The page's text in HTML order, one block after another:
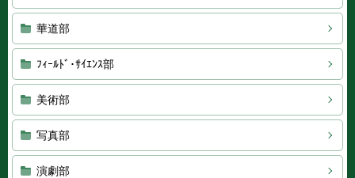
華道部
ﾌｨｰﾙﾄﾞ･ｻｲｴﾝｽ部
美術部
写真部
演劇部